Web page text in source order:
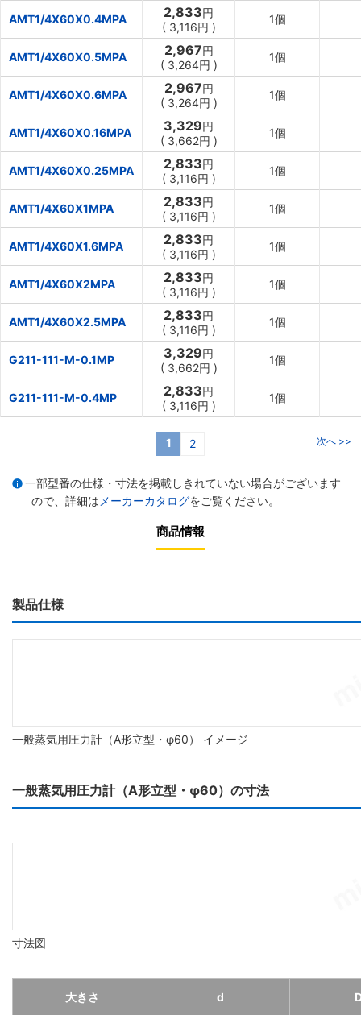
AMT1/4X60X0.4MPA 2,833円
( 3,116円 )
1個
AMT1/4X60X0.5MPA 2,967円
( 3,264円 )
1個
AMT1/4X60X0.6MPA 2,967円
( 3,264円 )
1個
AMT1/4X60X0.16MPA 3,329円
( 3,662円 )
1個
AMT1/4X60X0.25MPA 2,833円
( 3,116円 )
1個
AMT1/4X60X1MPA 2,833円
( 3,116円 )
1個
AMT1/4X60X1.6MPA 2,833円
( 3,116円 )
1個
AMT1/4X60X2MPA 2,833円
( 3,116円 )
1個
AMT1/4X60X2.5MPA 2,833円
( 3,116円 )
1個
G211-111-M-0.1MP 3,329円
( 3,662円 )
1個
G211-111-M-0.4MP 2,833円
( 3,116円 )
1個
1 2 次へ >>
一部型番の仕様・寸法を掲載しきれていない場合がございます
ので、詳細は メーカーカタログをご覧ください。
商品情報
製品仕様
一般蒸気用圧力計（A形立型・φ60） イメージ
一般蒸気用圧力計（A形立型・φ60）の寸法
寸法図
大きさ d